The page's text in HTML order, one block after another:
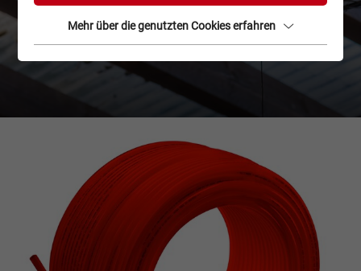
Mehr über die genutzten Cookies erfahren